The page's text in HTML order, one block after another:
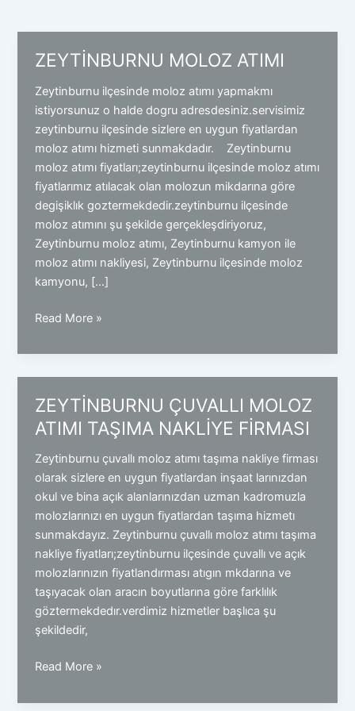
ZEYTİNBURNU MOLOZ ATIMI
Zeytinburnu ilçesinde moloz atımı yapmakmı
istiyorsunuz o halde dogru adresdesiniz.servisimiz
zeytinburnu ilçesinde sizlere en uygun fiyatlardan
moloz atımı hizmeti sunmakdadır. Zeytinburnu
moloz atımı fiyatları;zeytinburnu ilçesinde moloz atımı
fiyatlarımız atılacak olan molozun mikdarına göre
degişiklık goztermekdedir.zeytinburnu ilçesinde
moloz atımını şu şekilde gerçekleşdiriyoruz,
Zeytinburnu moloz atımı, Zeytinburnu kamyon ile
moloz atımı nakliyesi, Zeytinburnu ilçesinde moloz
kamyonu, […]
ZEYTİNBURNU
ATIMI
Read More »
ZEYTİNBURNU ÇUVALLI MOLOZ
ATIMI TAŞIMA NAKLİYE FİRMASI
Zeytinburnu çuvallı moloz atımı taşıma nakliye firması
olarak sizlere en uygun fiyatlardan inşaat larınızdan
okul ve bina açık alanlarınızdan uzman kadromuzla
molozlarınızı en uygun fiyatlardan taşıma hizmetı
sunmakdayız. Zeytinburnu çuvallı moloz atımı taşıma
nakliye fiyatları;zeytinburnu ilçesinde çuvallı ve açık
molozlarınızın fiyatlandırması atıgın mkdarına ve
taşıyacak olan aracın boyutlarına göre farklılık
göztermekdedır.verdimiz hizmetler başlıca şu
şekildedir,
ZEYTİNBURNU
MOLOZ
Read More »